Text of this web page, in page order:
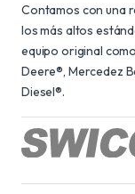
Contamos con una
los más altos
equipo original
Deere®, Mercedez
Diesel®.